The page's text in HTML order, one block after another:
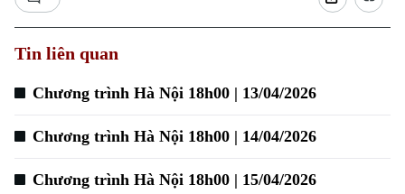
Tin liên quan
Chương trình Hà Nội 18h00 | 13/04/2026
Chương trình Hà Nội 18h00 | 14/04/2026
Chương trình Hà Nội 18h00 | 15/04/2026